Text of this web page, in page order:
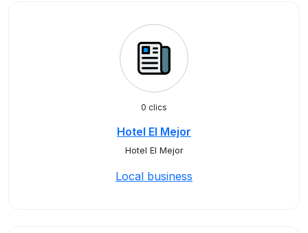
0 clics
Hotel El Mejor
Hotel El Mejor
Local business